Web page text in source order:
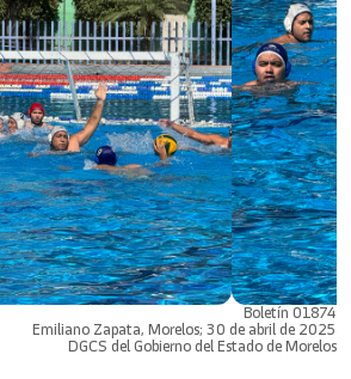
Boletín 01874
Emiliano Zapata, Morelos; 30 de abril de 2025
DGCS del Gobierno del Estado de Morelos